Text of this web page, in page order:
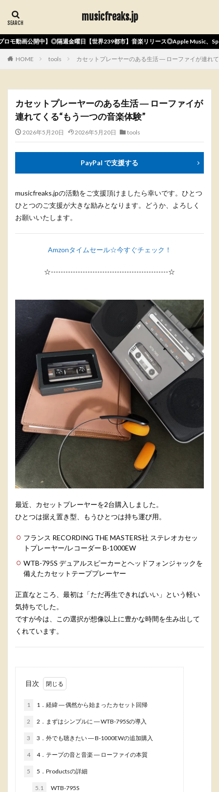
musicfreaks.jp
日【世界239都市】音楽リリース◎Apple Music、Spotify、Amazonなど国内外
HOME tools カセットプレーヤーのある生活 ― ローファイが連れ
カセットプレーヤーのある生活 ― ローファイが
連れてくる“もう一つの音楽体験”
2026年5月20日 2026年5月20日 tools
PayPal で支援する
musicfreaks.jpの活動をご支援頂けましたら幸いです。ひとつ
ひとつのご支援が大きな励みとなります。どうか、よろしく
お願いいたします。
Amzonタイムセール☆今すぐチェック！
☆------------------------------------------------☆
最近、カセットプレーヤーを2台購入しました。
ひとつは据え置き型、もうひとつは持ち運び用。
フランス RECORDING THE MASTERS社 ステレオカセッ
トプレーヤー/レコーダー B-1000EW
WTB-795S デュアルスピーカーとヘッドフォンジャックを
備えたカセットテーププレーヤー
正直なところ、最初は「ただ再生できればいい」という軽い
気持ちでした。
ですが今は、この選択が想像以上に豊かな時間を生み出して
くれています。
目次
1 1．経緯 ― 偶然から始まったカセット回帰
2 2．まずはシンプルに ― WTB-795Sの導入
3 3．外でも聴きたい ― B-1000EWの追加購入
4 4．テープの音と音楽 ― ローファイの本質
5 5．Productsの詳細
5.1 WTB-795S